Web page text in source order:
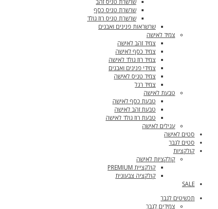
שרשרת טניס זהב
שרשרת טניס כסף
שרשרת טניס רוז גולד
שרשראות פנינים ואבנים
צמיד לאישה
צמיד זהב לאישה
צמיד כסף לאישה
צמיד רוז גולד לאישה
צמידי פנינים ואבנים
צמיד טניס לאישה
צמיד רגל
טבעת לאישה
טבעת כסף לאישה
טבעת זהב לאישה
טבעת רוז גולד לאישה
עגילים לאישה
סטים לאישה
סטים לגבר
קולקציות
קולקציות לאישה
קולקציית PREMIUM
קולקציה צבעונית
SALE
תכשיטים לגבר
צמידים לגבר